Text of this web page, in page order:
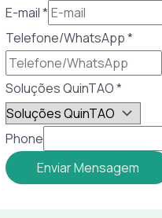
E-mail*
Telefone/WhatsApp*
Soluções QuinTAO*
Phone
Enviar Mensagem